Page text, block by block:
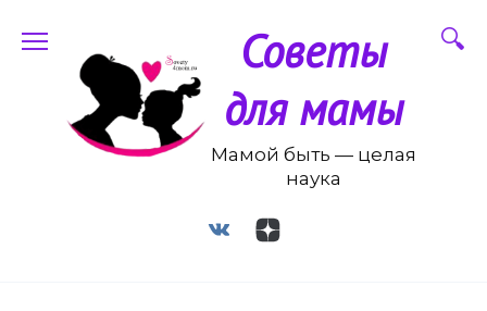
содержанию
Советы
для мамы
Мамой быть — целая
наука